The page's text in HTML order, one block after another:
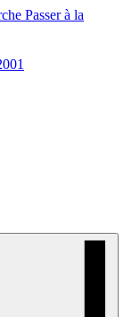
Passer à la